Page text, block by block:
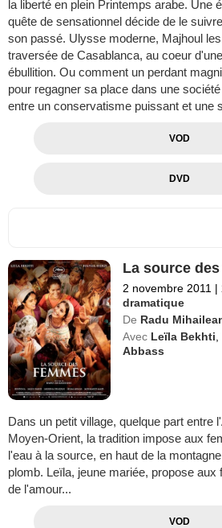
la liberté en plein Printemps arabe. Une
quête de sensationnel décide de le
son passé. Ulysse moderne, Majhoul
traversée de Casablanca, au coeur
ébullition. Ou comment un perdant
pour regagner sa place dans une
entre un conservatisme puissant et une
VOD
DVD
La source
2 novembre 2011 |
dramatique
De Radu
Avec Leïla Bekhti
Abbass
Dans un petit village, quelque part entre
Moyen-Orient, la tradition impose aux
l'eau à la source, en haut de la
plomb. Leïla, jeune mariée, propose
de l'amour...
VOD